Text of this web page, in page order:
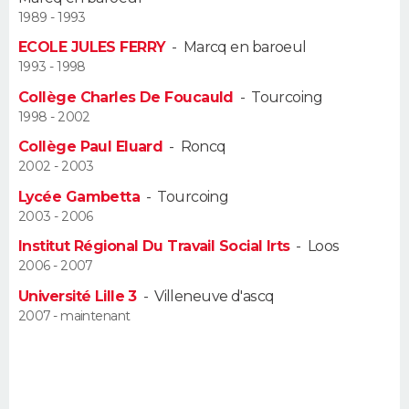
VOYAGE
BONS PLANS
CARTE DE VOEUX
Carte de Noël
Carte Bonne année
Carte Saint-Valentin
Carte Pâques
Carte d'anniversaire
DICTIONNAIRE
Dictionnaire
Biographies
Citations
Expressions
Proverbes
PROGRAMME TV
1989 - 1993
ECOLE JULES FERRY- Marcq en baroeul
1993 - 1998
Collège Charles De Foucauld - Tourcoing
1998 - 2002
Collège Paul Eluard - Roncq
2002 - 2003
Lycée Gambetta - Tourcoing
2003 - 2006
Institut Régional Du Travail Social Irts- Loos
2006 - 2007
Université Lille 3-Villeneuve d'ascq
2007 - maintenant